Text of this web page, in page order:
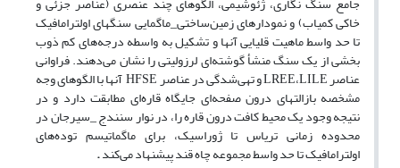
خاکی کمیاب) و نمودار‌های زمین‌ساختی_‌ماگمایی سنگهای اولترامافیک
تا حد واسط ماهیت قلیایی آنها و تشکیل به واسطه درجه‌های کم ذوب
بخشی از یک سنگ منشأ گوشته‌ای لرزولیتی را نشان می‌دهند. فراوانی
عناصر LREE،LILE و تهی‌شدگی در عناصر HFSE آنها با الگوهای وجه
مشخصه بازالتهای درون صفحه‌ای جایگاه قاره‌ای مطابقت دارد و در
نتیجه وجود یک محیط کافت درون قاره را، در نوار سنندج _سیرجان در
محدوده زمانی تریاس تا ژوراسیک، برای ماگماتیسم توده‌های
اولترامافیک تا حد واسط مجموعه چاه قند پیشنهاد می‌کند.